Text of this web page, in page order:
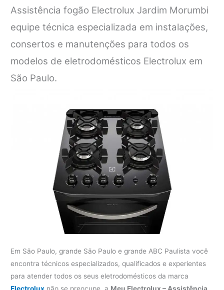
Assistência fogão Electrolux Jardim Morumbi
equipe técnica especializada em instalações,
consertos e manutenções para todos os
modelos de eletrodomésticos Electrolux em
São Paulo.
Em São Paulo, grande São Paulo e grande ABC Paulista você
encontra técnicos especializados, qualificados e experientes
para atender todos os seus eletrodomésticos da marca